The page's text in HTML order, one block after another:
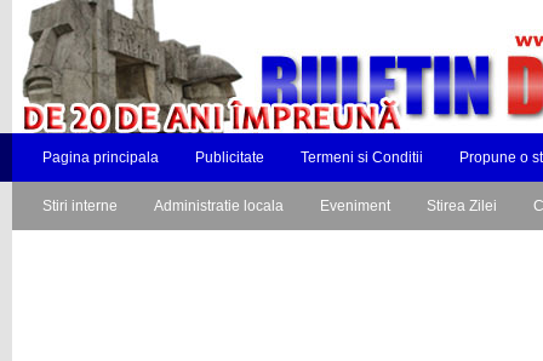
Pagina principala Publicitate Termeni si Conditii Propune o
Stiri interne Administratie locala Eveniment Stirea Zilei